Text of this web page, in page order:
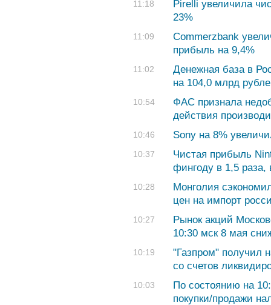
11:18
Pirelli увеличила
23%
11:09
Commerzbank
прибыль на 9,4%
11:02
Денежная база в
на 104,0 млрд
10:54
ФАС признала
действия
10:46 Sony на 8%
10:37
Чистая прибыль
фингоду в 1,5 раза,
10:28
Монголия
цен на импорт
10:27
Рынок акций
10:30 мск 8 мая
10:19
"Газпром" получил
со счетов
10:03
По состоянию на
покупки/продажи